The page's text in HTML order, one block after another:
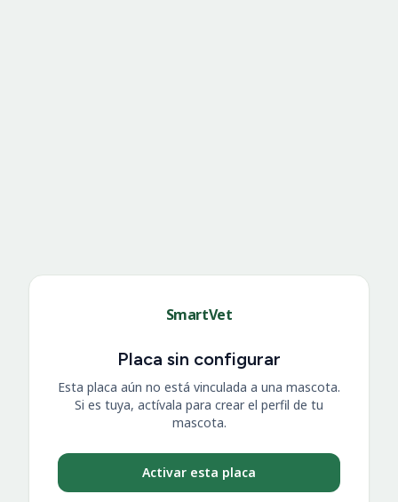
SmartVet
Placa sin configurar
Esta placa aún no está vinculada a una mascota.
Si es tuya, actívala para crear el perfil de tu
mascota.
Activar esta placa